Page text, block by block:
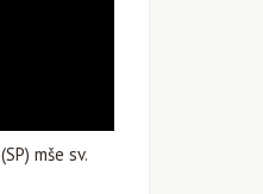
(SP) mše sv.